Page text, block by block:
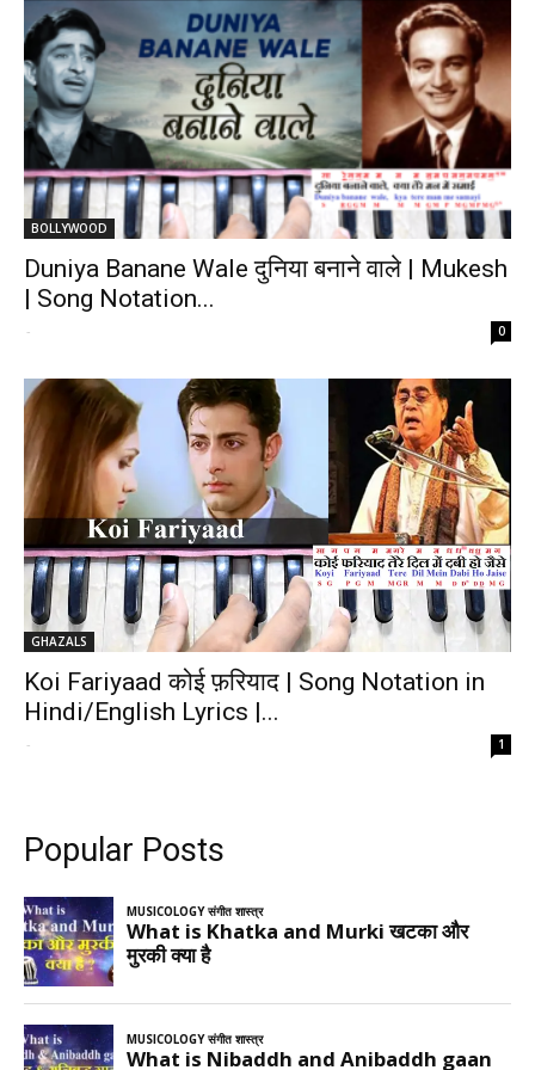
BOLLYWOOD
Duniya Banane Wale दुनिया बनाने वाले | Mukesh
| Song Notation...
- 0
GHAZALS
Koi Fariyaad कोई फ़रियाद | Song Notation in
Hindi/English Lyrics |...
- 1
Popular Posts